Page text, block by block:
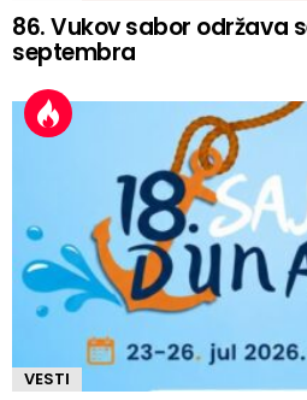
86. Vukov sabor održava
septembra
VESTI